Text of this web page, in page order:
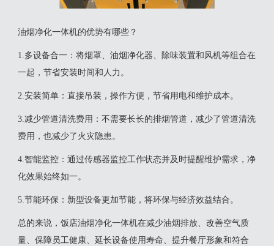
油烟净化一体机的优势有哪些？
‌1.多设备合一‌：将烟罩、油烟净化器、除味装置和风机等组合在
一起，节省安装时间和人力‌。
‌2.安装简单‌：直接吊装，操作方便，节省用电和维护成本‌。
‌3.减少管道清洗费用‌：不需要长长的排烟管道，减少了管道清洗
费用，也减少了火灾隐患‌。
‌4.智能监控‌：通过传感器监控工作状态并及时提醒维护需求，净
化效果始终如一‌。
‌5.节能环保‌：新型设备更加节能，将环保与经济效益结合‌。
总的来说，饭店油烟净化一体机在减少油烟排放、改善空气质
量、保障员工健康、延长设备使用寿命、提升餐厅形象和符合